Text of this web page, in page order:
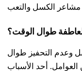
طوال الوقت؟
وعدم التحفيز طوال
أحد الأسباب